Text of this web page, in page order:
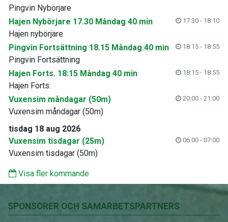
Pingvin Nybörjare
Hajen Nybörjare 17.30 Måndag 40 min
17:30 - 18:10
Hajen nybörjare
Pingvin Fortsättning 18.15 Måndag 40 min
18:15 - 18:55
Pingvin Fortsättning
Hajen Forts. 18:15 Måndag 40 min
18:15 - 18:55
Hajen Forts.
Vuxensim måndagar (50m)
20:00 - 21:00
Vuxensim måndagar (50m)
tisdag 18 aug 2026
Vuxensim tisdagar (25m)
06:00 - 07:00
Vuxensim tisdagar (50m)
Visa fler kommande
SPONSORER OCH SAMARBETSPARTNERS